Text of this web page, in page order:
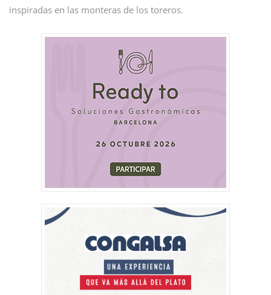
inspiradas en las monteras de los toreros.